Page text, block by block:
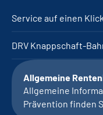
Service auf einen Klick
DRV Knappschaft-
Allgemeine
Allgemeine
Prävention finden